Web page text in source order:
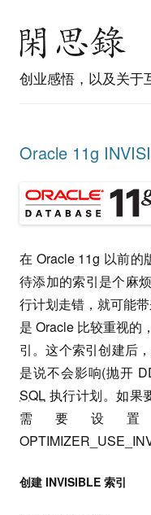
创业感悟，以及关于
Oracle 11g
在 Oracle 11g 以前
待添加的索引是个麻
行计划走错，就可能
是 Oracle 比较重视的
引。这个索引创建后
是说不会影响(抛开
SQL 执行计划。如果
需要设
创建 INVISIBLE 索引